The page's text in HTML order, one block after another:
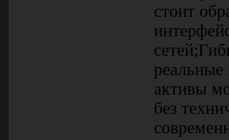
стоит
активы
без